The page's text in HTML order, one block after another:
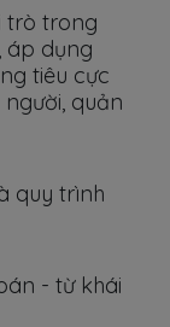
trò trong
áp dụng
tiêu cực
quản
quy trình
- từ khái